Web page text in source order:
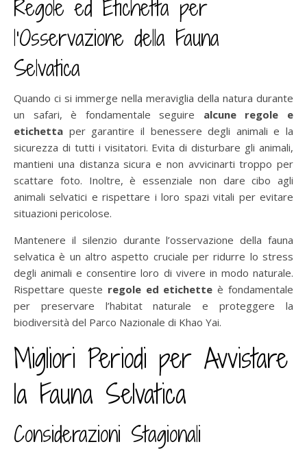
Regole ed Etichetta per
l’Osservazione della Fauna
Selvatica
Quando ci si immerge nella meraviglia della natura durante
un safari, è fondamentale seguire alcune regole e
etichetta per garantire il benessere degli animali e la
sicurezza di tutti i visitatori. Evita di disturbare gli animali,
mantieni una distanza sicura e non avvicinarti troppo per
scattare foto. Inoltre, è essenziale non dare cibo agli
animali selvatici e rispettare i loro spazi vitali per evitare
situazioni pericolose.
Mantenere il silenzio durante l’osservazione della fauna
selvatica è un altro aspetto cruciale per ridurre lo stress
degli animali e consentire loro di vivere in modo naturale.
Rispettare queste regole ed etichette è fondamentale
per preservare l’habitat naturale e proteggere la
biodiversità del Parco Nazionale di Khao Yai.
Migliori Periodi per Avvistare
la Fauna Selvatica
Considerazioni Stagionali